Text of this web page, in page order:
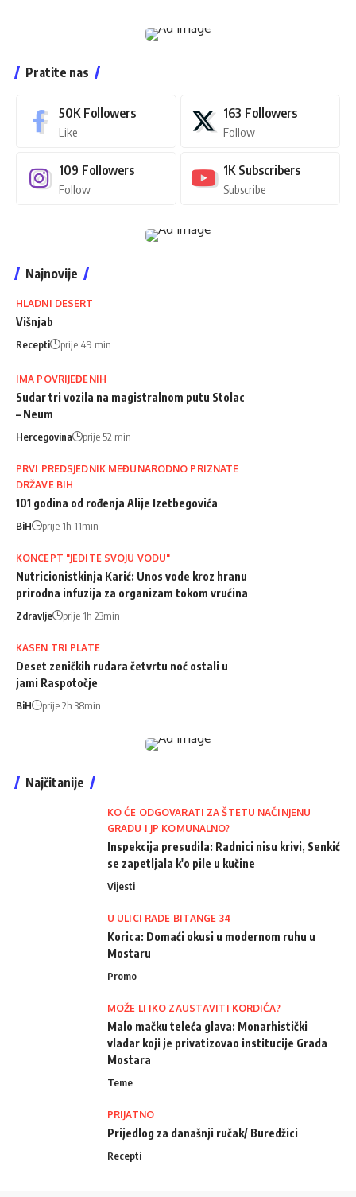
Pratite nas
50K Followers
Like
163 Followers
Follow
109 Followers
Follow
1K Subscribers
Subscribe
Najnovije
HLADNI DESERT
Višnjab
Recepti prije 49 min
IMA POVRIJEĐENIH
Sudar tri vozila na magistralnom putu Stolac
– Neum
Hercegovina prije 52 min
PRVI PREDSJEDNIK MEĐUNARODNO PRIZNATE
DRŽAVE BIH
101 godina od rođenja Alije Izetbegovića
BiH prije 1h 11min
KONCEPT "JEDITE SVOJU VODU"
Nutricionistkinja Karić: Unos vode kroz hranu
prirodna infuzija za organizam tokom vrućina
Zdravlje prije 1h 23min
KASEN TRI PLATE
Deset zeničkih rudara četvrtu noć ostali u
jami Raspotočje
BiH prije 2h 38min
Najčitanije
KO ĆE ODGOVARATI ZA ŠTETU NAČINJENU
GRADU I JP KOMUNALNO?
Inspekcija presudila: Radnici nisu krivi, Senkić
se zapetljala k'o pile u kučine
Vijesti
U ULICI RADE BITANGE 34
Korica: Domaći okusi u modernom ruhu u
Mostaru
Promo
MOŽE LI IKO ZAUSTAVITI KORDIĆA?
Malo mačku teleća glava: Monarhistički
vladar koji je privatizovao institucije Grada
Mostara
Teme
PRIJATNO
Prijedlog za današnji ručak/ Buredžici
Recepti